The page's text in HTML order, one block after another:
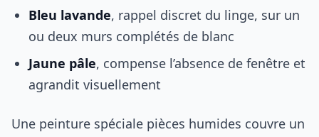
Bleu lavande, rappel discret du linge, sur un
ou deux murs complétés de blanc
Jaune pâle, compense l’absence de fenêtre et
agrandit visuellement
Une peinture spéciale pièces humides couvre un